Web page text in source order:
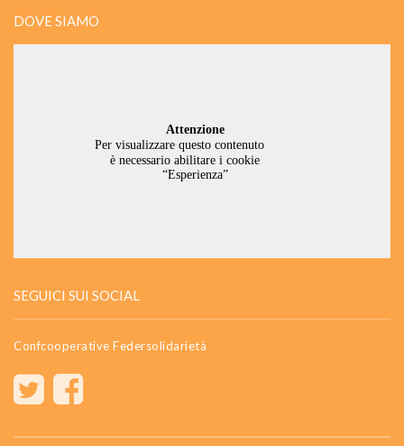
DOVE SIAMO
SEGUICI SUI SOCIAL
Confcooperative Federsolidarietà